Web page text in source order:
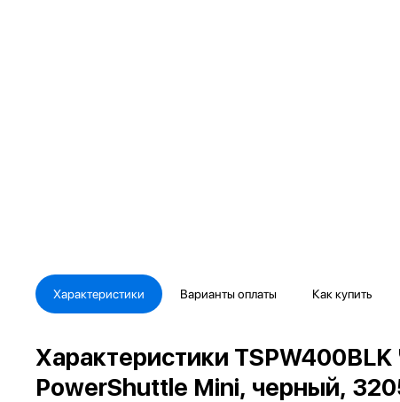
Характеристики Варианты оплаты Как купить
Характеристики
PowerShuttle Mini, черный,